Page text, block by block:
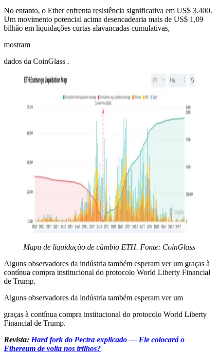
No entanto, o Ether enfrenta resistência significativa em US$ 3.400.
Um movimento potencial acima desencadearia mais de US$ 1,09
bilhão em liquidações curtas alavancadas cumulativas,
mostram
dados da CoinGlass .
Mapa de liquidação de câmbio ETH. Fonte: CoinGlass
Alguns observadores da indústria também esperam ver um graças à
contínua compra institucional do protocolo World Liberty Financial
de Trump.
Alguns observadores da indústria também esperam ver um
graças à contínua compra institucional do protocolo World Liberty
Financial de Trump.
Revista: Hard fork do Pectra explicado — Ele colocará o
Ethereum de volta nos trilhos?